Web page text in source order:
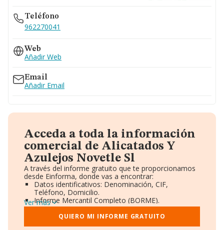
Teléfono
962270041
Web
Añadir Web
Email
Añadir Email
Acceda a toda la información
comercial de Alicatados Y
Azulejos Novetle Sl
A través del informe gratuito que te proporcionamos
desde Einforma, donde vas a encontrar:
Datos identificativos: Denominación, CIF,
Teléfono, Domicilio.
Informe Mercantil Completo (BORME).
Gráficos de Evolución Ventas y Empleados.
Consejo de Administración y Administradores.
Directivos y Ejecutivos.
Ver más
QUIERO MI INFORME GRATUITO